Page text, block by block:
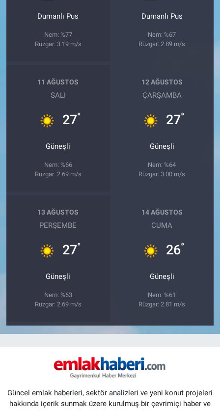
Dumanlı Pus
Nem: %77
Rüzgar: 3.19 m/s
Dumanlı Pus
Nem: %67
Rüzgar: 2.89 m/s
11 AĞUSTOS
SALI
27°
Güneşli
Nem: %66
Rüzgar: 2.69 m/s
12 AĞUSTOS
ÇARŞAMBA
27°
Güneşli
Nem: %64
Rüzgar: 3.00 m/s
13 AĞUSTOS
PERŞEMBE
27°
Güneşli
Nem: %63
Rüzgar: 2.69 m/s
14 AĞUSTOS
CUMA
26°
Güneşli
Nem: %61
Rüzgar: 2.81 m/s
Güncel emlak haberleri, sektör analizleri ve yeni konut projeleri
hakkında içerik sunmak üzere kurulmuş bir çevrimiçi haber ve